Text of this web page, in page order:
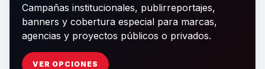
Campañas institucionales, publirreportajes,
banners y cobertura especial para marcas,
agencias y proyectos públicos o privados.
VER OPCIONES